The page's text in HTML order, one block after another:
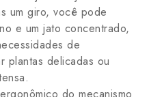
um giro, você pode
e um jato concentrado,
de
plantas delicadas ou